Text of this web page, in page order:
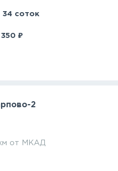
34 соток
350 ₽
2
от МКАД